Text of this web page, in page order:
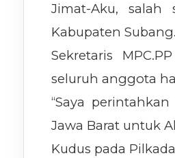
Jimat-Aku, salah
Kabupaten Subang.
Sekretaris
seluruh anggota
“Saya
Jawa Barat untuk
Kudus pada